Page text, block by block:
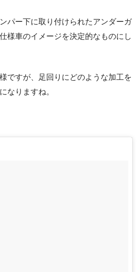
パー下に取り付けられたアンダーガ
様車のイメージを決定的なものにし
ですが、足回りにどのような加工を
なりますね。